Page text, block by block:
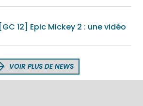
[GC 12] Epic Mickey 2 : une vidéo
VOIR PLUS DE NEWS